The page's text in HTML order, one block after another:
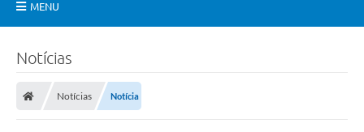
MENU
Notícias
Notícias Notícia